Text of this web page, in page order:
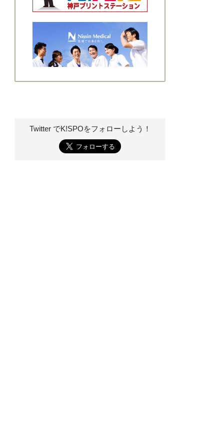
Twitter でK!SPOをフォローしよう！